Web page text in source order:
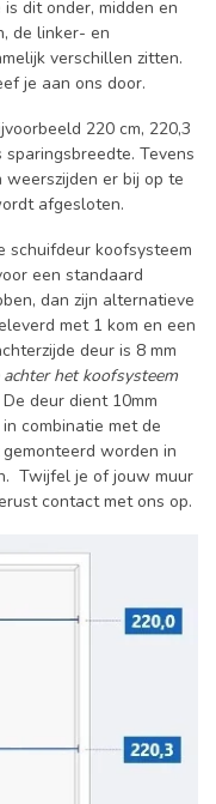
dit onder, midden en
de linker- en
verschillen zitten.
je aan ons door.
220 cm, 220,3
Tevens
weerszijden er bij op te
afgesloten.
schuifdeur koofsysteem
een standaard
dan zijn alternatieve
met 1 kom en een
deur is 8 mm
het koofsysteem
De deur dient 10mm
combinatie met de
worden in
Twijfel je of jouw muur
contact met ons op.